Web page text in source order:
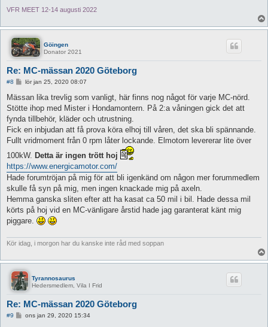
VFR MEET 12-14 augusti 2022
Göingen
Donator 2021
Re: MC-mässan 2020 Göteborg
#8
l
g
g
lör jan 25, 2020 08:07
Mässan lika trevlig som vanligt, här finns nog något för varje MC-nörd.
Stötte ihop med Mister i Hondamontern. På 2:a våningen gick det att
fynda tillbehör, kläder och utrustning.
Fick en inbjudan att få prova köra elhoj till våren, det ska bli spännande.
Fullt vridmoment från 0 rpm låter lockande. Elmotorn levererar lite över
100kW. Detta är ingen trött hoj
https://www.energicamotor.com/
Hade forumtröjan på mig för att bli igenkänd om någon mer forummedlem
skulle få syn på mig, men ingen knackade mig på axeln.
Hemma ganska sliten efter att ha kasat ca 50 mil i bil. Hade dessa mil
körts på hoj vid en MC-vänligare årstid hade jag garanterat känt mig
piggare.
Kör idag, i morgon har du kanske inte råd med soppan
Tyrannosaurus
Hedersmedlem, Vila I Frid
Re: MC-mässan 2020 Göteborg
#9 ons jan 29, 2020 15:34